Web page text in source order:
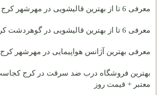
معرفی 6 تا از بهترین قالیشویی در مهرشهر کرج
معرفی 6 تا از بهترین قالیشویی در گوهردشت کرج
معرفی بهترین آژانس هواپیمایی در مهرشهر کرج
معتبر + قیمت روز